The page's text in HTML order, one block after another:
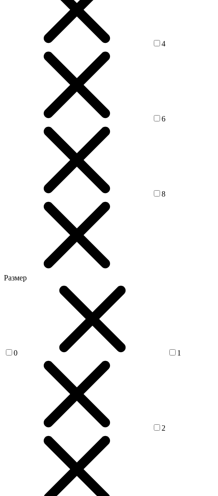
4
6
8
Размер
0 1
2